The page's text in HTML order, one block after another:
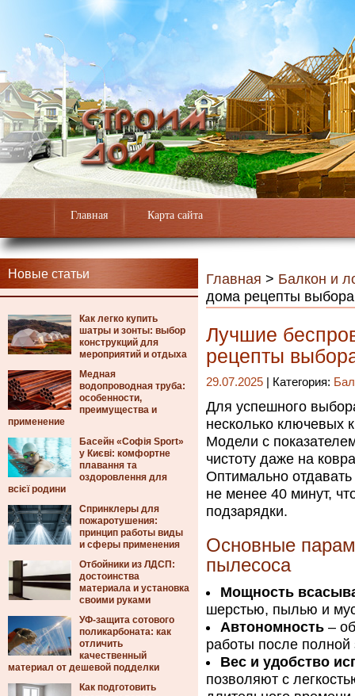
Главная Карта сайта
Новые статьи
Как легко купить
шатры и зонты: выбор
конструкций для
мероприятий и отдыха
Медная
водопроводная труба:
особенности,
преимущества и
применение
Басейн «Софія Sport»
у Києві: комфортне
плавання та
оздоровлення для
всієї родини
Спринклеры для
пожаротушения:
принцип работы виды
и сферы применения
Отбойники из ЛДСП:
достоинства
материала и установка
своими руками
УФ-защита сотового
поликарбоната: как
отличить
качественный
материал от дешевой подделки
Как подготовить
Главная > Балкон и
дома рецепты выбора
Лучшие
рецепты
29.07.2025 | Категория:
Для успешного
несколько ключевых
Модели с
чистоту даже на
Оптимально
не менее 40 минут,
подзарядки.
Основные
пылесоса
Мощность
шерстью, пылью и
Автономность –
работы после
Вес и удобство
позволяют с